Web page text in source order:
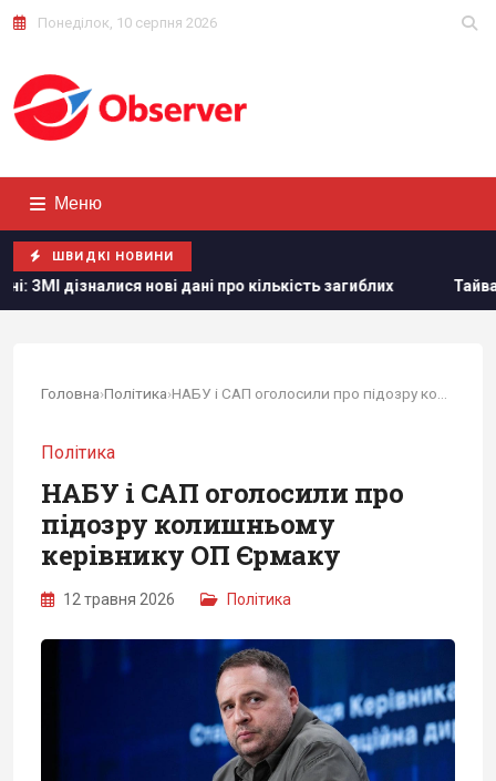
Понеділок, 10 серпня 2026
Меню
ШВИДКІ НОВИНИ
про кількість загиблих Тайвань показав під час
Головна›Політика›
Політика
НАБУ і САП оголосили про
підозру колишньому
керівнику ОП Єрмаку
12 травня 2026 Політика